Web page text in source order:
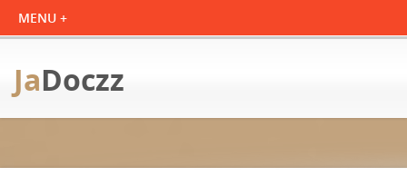
JaDoczz